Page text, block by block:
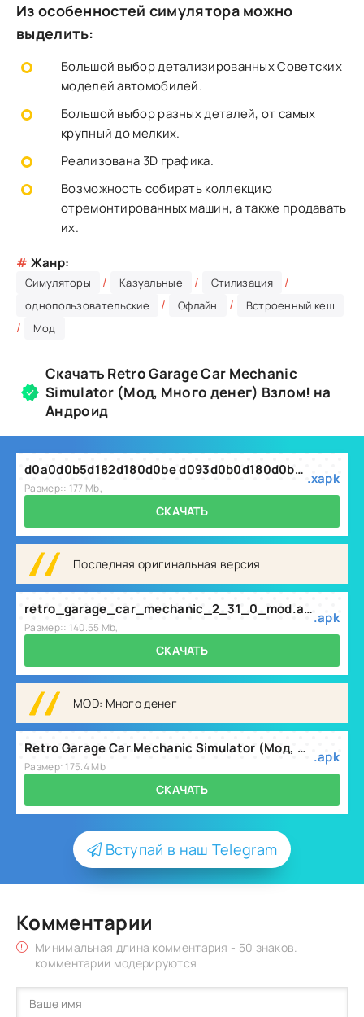
Из особенностей симулятора можно
выделить:
Большой выбор детализированных Советских
моделей автомобилей.
Большой выбор разных деталей, от самых
крупный до мелких.
Реализована 3D графика.
Возможность собирать коллекцию
отремонтированных машин, а также продавать
их.
# Жанр:
Симуляторы / Казуальные / Стилизация /
однопользовательские / Офлайн / Встроенный кеш
/ Мод
Скачать Retro Garage Car Mechanic
Simulator (Мод, Много денег) Взлом! на
Андроид
d0a0d0b5d182d180d0be d093d0b0d180d0b0d0b6 d09cd0b5d185d0b0d0bdd0b8d0ba d090d0b2d182d0be 2.31.0.xapk
Размер:: 177 Mb,
.xapk
СКАЧАТЬ
Последняя оригинальная версия
retro_garage_car_mechanic_2_31_0_mod.apk
Размер:: 140.55 Mb,
.apk
СКАЧАТЬ
MOD: Много денег
Retro Garage Car Mechanic Simulator (Мод, Много денег) v2.31.0
Размер: 175.4 Mb
.apk
СКАЧАТЬ
Вступай в наш Telegram
Комментарии
Минимальная длина комментария - 50 знаков.
комментарии модерируются